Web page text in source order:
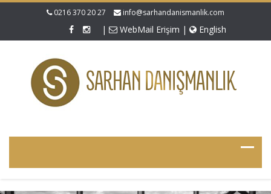
0216 370 20 27 info@sarhandanismanlik.com
| WebMail Erişim | English